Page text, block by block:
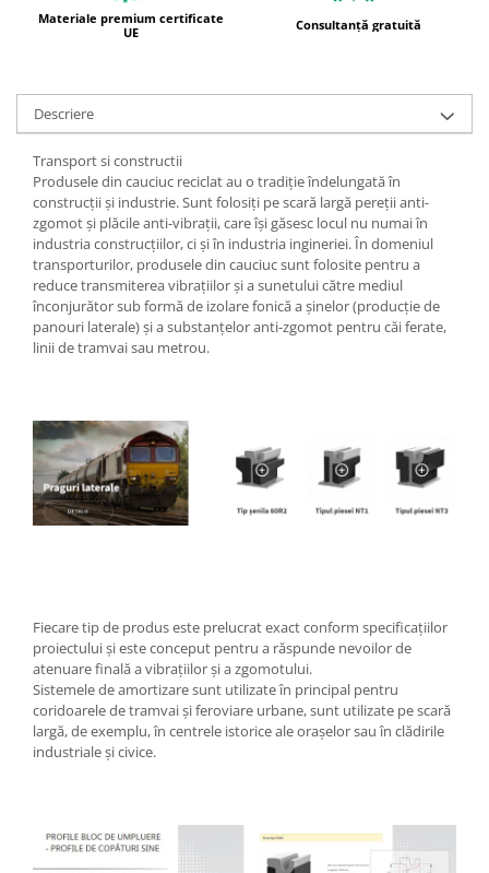
Materiale premium certificate
UE
Consultanță gratuită
Descriere
Transport si constructii
Produsele din cauciuc reciclat au o tradiție îndelungată în
construcții și industrie. Sunt folosiți pe scară largă pereții anti-
zgomot și plăcile anti-vibrații, care își găsesc locul nu numai în
industria construcțiilor, ci și în industria ingineriei. În domeniul
transporturilor, produsele din cauciuc sunt folosite pentru a
reduce transmiterea vibrațiilor și a sunetului către mediul
înconjurător sub formă de izolare fonică a șinelor (producție de
panouri laterale) și a substanțelor anti-zgomot pentru căi ferate,
linii de tramvai sau metrou.
Fiecare tip de produs este prelucrat exact conform specificațiilor
proiectului și este conceput pentru a răspunde nevoilor de
atenuare finală a vibrațiilor și a zgomotului.
Sistemele de amortizare sunt utilizate în principal pentru
coridoarele de tramvai și feroviare urbane, sunt utilizate pe scară
largă, de exemplu, în centrele istorice ale orașelor sau în clădirile
industriale și civice.